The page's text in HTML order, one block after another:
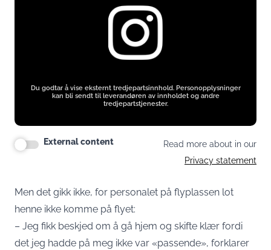
Du godtar å vise eksternt tredjepartsinnhold. Personopplysninger
kan bli sendt til leverandøren av innholdet og andre
tredjepartstjenester.
External content
Read more about in our
Privacy statement
Men det gikk ikke, for personalet på flyplassen lot
henne ikke komme på flyet:
– Jeg fikk beskjed om å gå hjem og skifte klær fordi
det jeg hadde på meg ikke var «passende», forklarer